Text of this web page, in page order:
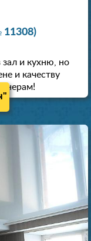
11308)
и кухню, но
и качеству